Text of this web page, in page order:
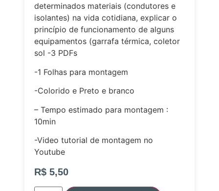
determinados materiais (condutores e
isolantes) na vida cotidiana, explicar o
princípio de funcionamento de alguns
equipamentos (garrafa térmica, coletor
sol -3 PDFs
-1 Folhas para montagem
-Colorido e Preto e branco
– Tempo estimado para montagem :
10min
-Video tutorial de montagem no
Youtube
R$ 5,50